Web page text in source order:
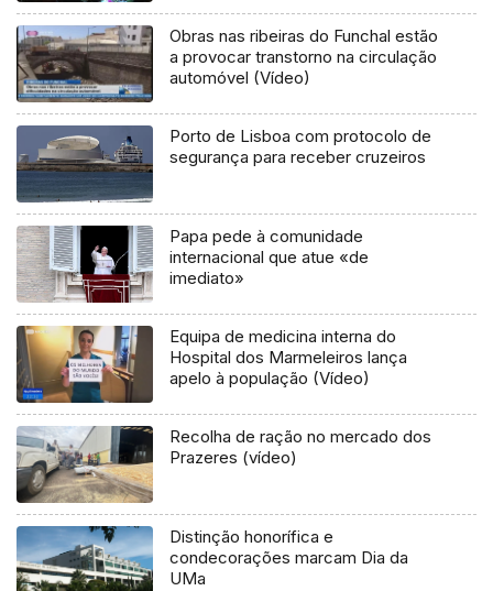
Obras nas ribeiras do Funchal estão
a provocar transtorno na circulação
automóvel (Vídeo)
Porto de Lisboa com protocolo de
segurança para receber cruzeiros
Papa pede à comunidade
internacional que atue «de
imediato»
Equipa de medicina interna do
Hospital dos Marmeleiros lança
apelo à população (Vídeo)
Recolha de ração no mercado dos
Prazeres (vídeo)
Distinção honorífica e
condecorações marcam Dia da
UMa